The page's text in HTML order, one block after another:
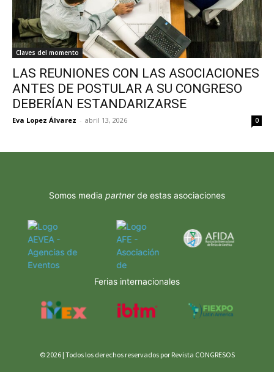
Claves del momento
LAS REUNIONES CON LAS ASOCIACIONES
ANTES DE POSTULAR A SU CONGRESO
DEBERÍAN ESTANDARIZARSE
Eva Lopez Álvarez - abril 13, 2026 0
Somos media partnerde estas asociaciones
Ferias internacionales
© 2026 | Todos los derechos reservados por Revista CONGRESOS